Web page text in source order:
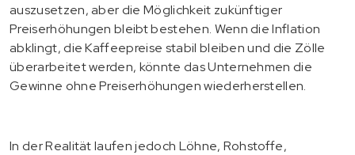
auszusetzen, aber die Möglichkeit zukünftiger
Preiserhöhungen bleibt bestehen. Wenn die Inflation
abklingt, die Kaffeepreise stabil bleiben und die Zölle
überarbeitet werden, könnte das Unternehmen die
Gewinne ohne Preiserhöhungen wiederherstellen.
In der Realität laufen jedoch Löhne, Rohstoffe,